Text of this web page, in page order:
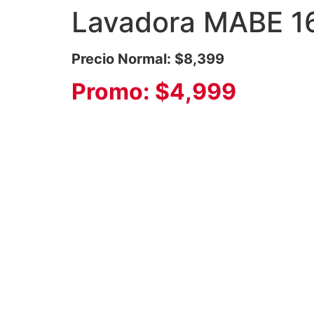
Lavadora MABE
Precio Normal: $8,399
Promo: $4,999